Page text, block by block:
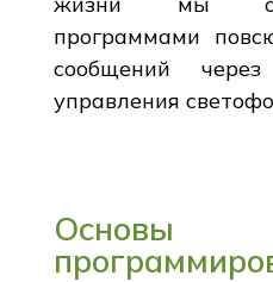
программами
сообщений
управления
Основы